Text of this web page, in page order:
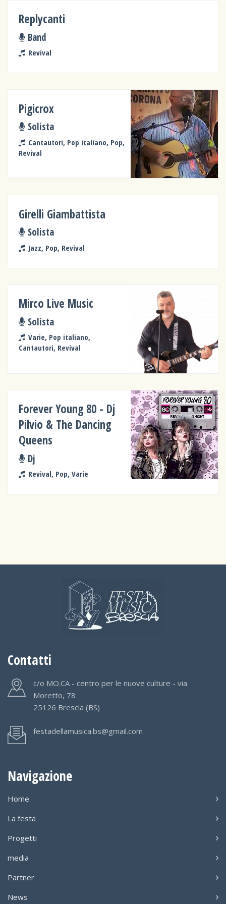
Replycanti
Band
Revival
Pigicrox
Solista
Cantautori, Pop italiano, Pop,
Revival
Girelli Giambattista
Solista
Jazz, Pop, Revival
Mirco Live Music
Solista
Varie, Pop italiano,
Cantautori, Revival
Forever Young 80 - Dj
Pilvio & The Dancing
Queens
Dj
Revival, Pop, Varie
Contatti
c/o MO.CA - centro per le nuove culture - via
Moretto, 78
25126 Brescia (BS)
festadellamusica.bs@gmail.com
Navigazione
Home
La festa
Progetti
media
Partner
News